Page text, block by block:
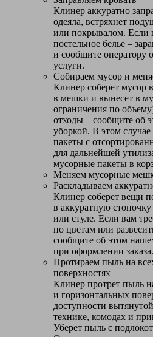
Клинер аккуратно
одеяла, встряхнет
или покрывалом. Если
постельное белье –
и сообщите оператору
услуги.
Собираем мусор и
Клинер соберет мусор
в мешки и вынесет в
ограничения по
отходы – сообщите об
уборкой. В этом
пакеты с
для дальнейшей
мусорные пакеты в
Меняем мусорные
Раскладываем
Клинер соберет вещи
в аккуратную
или стуле. Если вам
по цветам или
сообщите об этом
при оформлении заказа.
Протираем пыль на
поверхностях
Клинер протрет пыль
и горизонтальных
доступности
технике, комодах и
Уберет пыль с